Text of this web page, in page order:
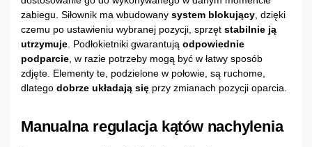
zabiegu. Siłownik ma wbudowany system blokujący , dzięki
czemu po ustawieniu wybranej pozycji, sprzęt stabilnie ją
utrzymuje . Podłokietniki gwarantują odpowiednie
podparcie , w razie potrzeby mogą być w łatwy sposób
zdjęte. Elementy te, podzielone w połowie, są ruchome,
dlatego dobrze układają się przy zmianach pozycji oparcia.
Manualna regulacja kątów nachylenia